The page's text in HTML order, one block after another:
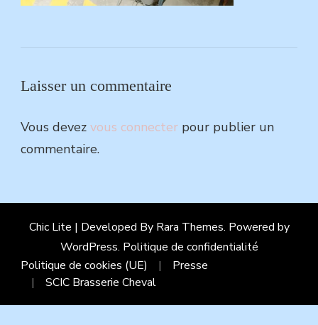
Laisser un commentaire
Vous devez vous connecter pour publier un
commentaire.
Chic Lite | Developed By Rara Themes. Powered by
WordPress. Politique de confidentialité
Politique de cookies (UE)
Presse
SCIC Brasserie Cheval